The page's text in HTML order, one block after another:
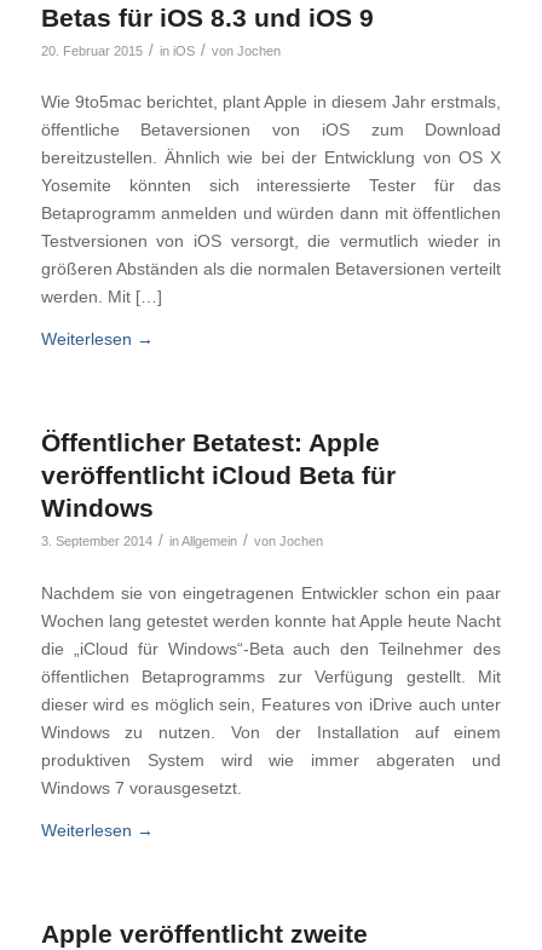
Betas für iOS 8.3 und iOS 9
20. Februar 2015 / in iOS / von Jochen
Wie 9to5mac berichtet, plant Apple in diesem Jahr erstmals,
öffentliche Betaversionen von iOS zum Download
bereitzustellen. Ähnlich wie bei der Entwicklung von OS X
Yosemite könnten sich interessierte Tester für das
Betaprogramm anmelden und würden dann mit öffentlichen
Testversionen von iOS versorgt, die vermutlich wieder in
größeren Abständen als die normalen Betaversionen verteilt
werden. Mit […]
Weiterlesen →
Öffentlicher Betatest: Apple
veröffentlicht iCloud Beta für
Windows
3. September 2014 / inAllgemein / von Jochen
Nachdem sie von eingetragenen Entwickler schon ein paar
Wochen lang getestet werden konnte hat Apple heute Nacht
die „iCloud für Windows“-Beta auch den Teilnehmer des
öffentlichen Betaprogramms zur Verfügung gestellt. Mit
dieser wird es möglich sein, Features von iDrive auch unter
Windows zu nutzen. Von der Installation auf einem
produktiven System wird wie immer abgeraten und
Windows 7 vorausgesetzt.
Weiterlesen →
Apple veröffentlicht zweite